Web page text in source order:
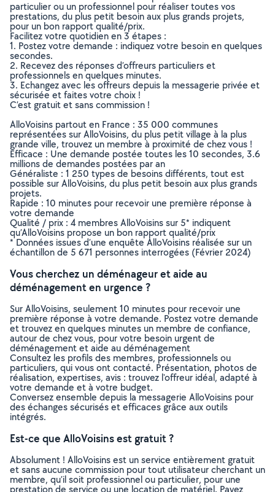
particulier ou un professionnel pour réaliser toutes vos
prestations, du plus petit besoin aux plus grands projets,
pour un bon rapport qualité/prix.
Facilitez votre quotidien en 3 étapes :
1. Postez votre demande : indiquez votre besoin en quelques
secondes.
2. Recevez des réponses d’offreurs particuliers et
professionnels en quelques minutes.
3. Echangez avec les offreurs depuis la messagerie privée et
sécurisée et faites votre choix !
C’est gratuit et sans commission !
AlloVoisins partout en France : 35 000 communes
représentées sur AlloVoisins, du plus petit village à la plus
grande ville, trouvez un membre à proximité de chez vous !
Efficace : Une demande postée toutes les 10 secondes, 3.6
millions de demandes postées par an
Généraliste : 1 250 types de besoins différents, tout est
possible sur AlloVoisins, du plus petit besoin aux plus grands
projets.
Rapide : 10 minutes pour recevoir une première réponse à
votre demande
Qualité / prix : 4 membres AlloVoisins sur 5* indiquent
qu’AlloVoisins propose un bon rapport qualité/prix
* Données issues d’une enquête AlloVoisins réalisée sur un
échantillon de 5 671 personnes interrogées (Février 2024)
Vous cherchez un déménageur et aide au
déménagement en urgence ?
Sur AlloVoisins, seulement 10 minutes pour recevoir une
première réponse à votre demande. Postez votre demande
et trouvez en quelques minutes un membre de confiance,
autour de chez vous, pour votre besoin urgent de
déménagement et aide au déménagement
Consultez les profils des membres, professionnels ou
particuliers, qui vous ont contacté. Présentation, photos de
réalisation, expertises, avis : trouvez l'offreur idéal, adapté à
votre demande et à votre budget.
Conversez ensemble depuis la messagerie AlloVoisins pour
des échanges sécurisés et efficaces grâce aux outils
intégrés.
Est-ce que AlloVoisins est gratuit ?
Absolument ! AlloVoisins est un service entièrement gratuit
et sans aucune commission pour tout utilisateur cherchant un
membre, qu’il soit professionnel ou particulier, pour une
prestation de service ou une location de matériel. Payez